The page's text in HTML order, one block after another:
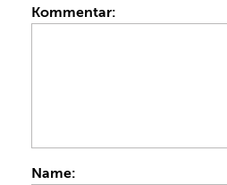
Kommentar:
Name: